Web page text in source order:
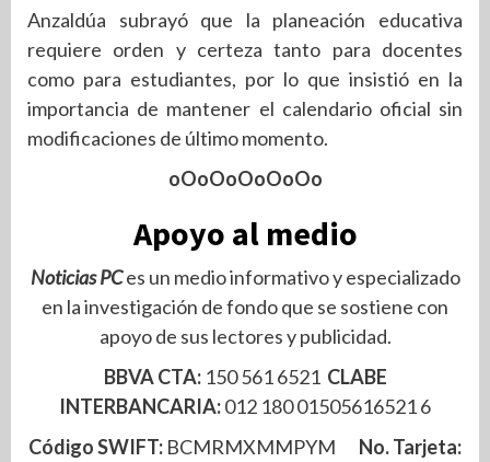
Anzaldúa subrayó que la planeación educativa
requiere orden y certeza tanto para docentes
como para estudiantes, por lo que insistió en la
importancia de mantener el calendario oficial sin
modificaciones de último momento.
oOoOoOoOoOo
Apoyo al medio
Noticias PCes un medio informativo y especializado
en la investigación de fondo que se sostiene con
apoyo de sus lectores y publicidad.
BBVA CTA: 150 561 6521 CLABE
INTERBANCARIA:012 180 01505616521 6
Código SWIFT: BCMRMXMMPYM No. Tarjeta: